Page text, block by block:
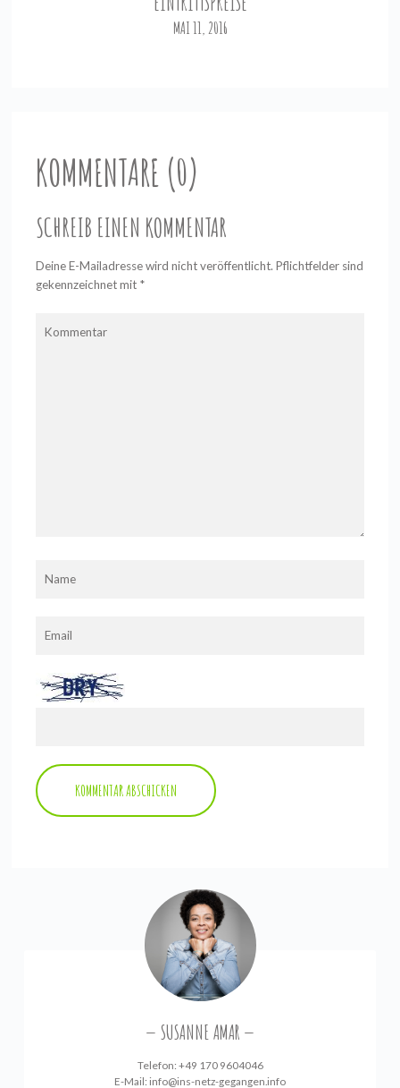
MAI 11, 2016
KOMMENTARE (0)
SCHREIB EINEN KOMMENTAR
Deine E-Mailadresse wird nicht veröffentlicht. Pflichtfelder sind
gekennzeichnet mit *
SUSANNE AMAR
Telefon: +49 170 9604046
E-Mail: info@ins-netz-gegangen.info